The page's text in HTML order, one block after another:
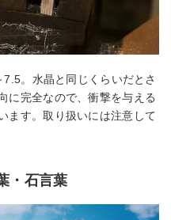
。水晶と同じくらいだとさ
に完全なので、衝撃を与える
ます。取り扱いには注意して
・石言葉